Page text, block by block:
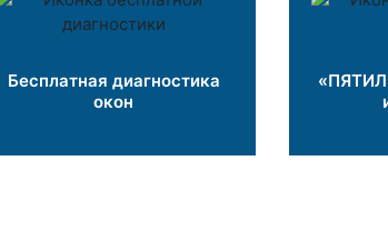
Бесплатная диагностика
окон